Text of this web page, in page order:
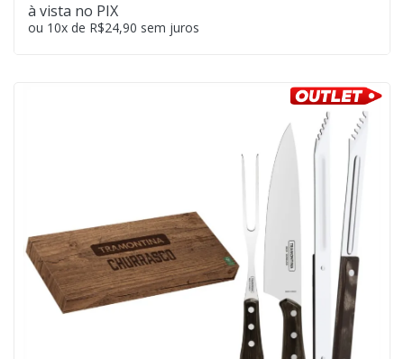
à vista no PIX
ou 10x de R$24,90 sem juros